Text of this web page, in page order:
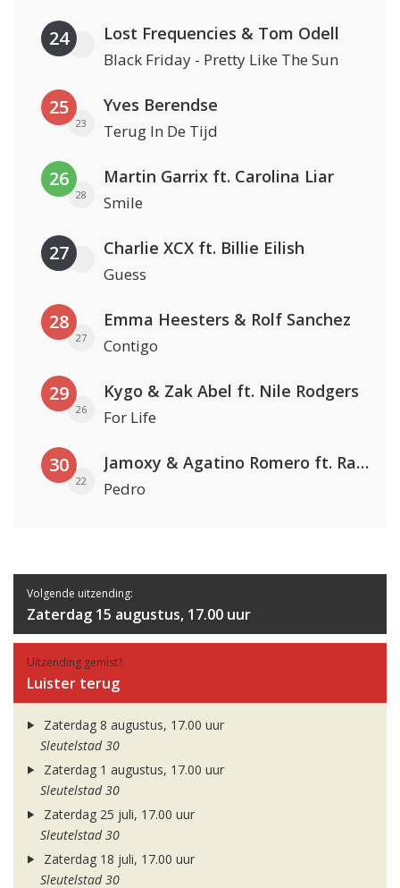
24 Lost Frequencies & Tom Odell
Black Friday - Pretty Like The Sun
25
23
Yves Berendse
Terug In De Tijd
26
28
Martin Garrix ft. Carolina Liar
Smile
27 Charlie XCX ft. Billie Eilish
Guess
28
27
Emma Heesters & Rolf Sanchez
Contigo
29
26
Kygo & Zak Abel ft. Nile Rodgers
For Life
30
22
Jamoxy & Agatino Romero ft. Raffaella Carrà
Pedro
Volgende uitzending:
Zaterdag 15 augustus, 17.00 uur
Uitzending gemist?
Luister terug
Zaterdag 8 augustus, 17.00 uur
Sleutelstad 30
Zaterdag 1 augustus, 17.00 uur
Sleutelstad 30
Zaterdag 25 juli, 17.00 uur
Sleutelstad 30
Zaterdag 18 juli, 17.00 uur
Sleutelstad 30